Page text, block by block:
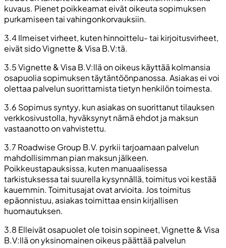
kuvaus. Pienet poikkeamat eivät oikeuta sopimuksen
purkamiseen tai vahingonkorvauksiin.
3.4 Ilmeiset virheet, kuten hinnoittelu- tai kirjoitusvirheet,
eivät sido Vignette & Visa B.V:tä.
3.5 Vignette & Visa B.V:llä on oikeus käyttää kolmansia
osapuolia sopimuksen täytäntöönpanossa. Asiakas ei voi
olettaa palvelun suorittamista tietyn henkilön toimesta.
3.6 Sopimus syntyy, kun asiakas on suorittanut tilauksen
verkkosivustolla, hyväksynyt nämä ehdot ja maksun
vastaanotto on vahvistettu.
3.7 Roadwise Group B.V. pyrkii tarjoamaan palvelun
mahdollisimman pian maksun jälkeen.
Poikkeustapauksissa, kuten manuaalisessa
tarkistuksessa tai suurella kysynnällä, toimitus voi kestää
kauemmin. Toimitusajat ovat arvioita. Jos toimitus
epäonnistuu, asiakas toimittaa ensin kirjallisen
huomautuksen.
3.8 Elleivät osapuolet ole toisin sopineet, Vignette & Visa
B.V:llä on yksinomainen oikeus päättää palvelun